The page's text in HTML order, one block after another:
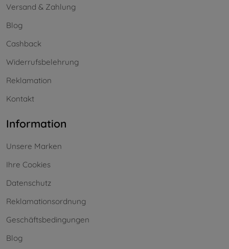
Versand & Zahlung
Blog
Cashback
Widerrufsbelehrung
Reklamation
Kontakt
Information
Unsere Marken
Ihre Cookies
Datenschutz
Reklamationsordnung
Geschäftsbedingungen
Blog